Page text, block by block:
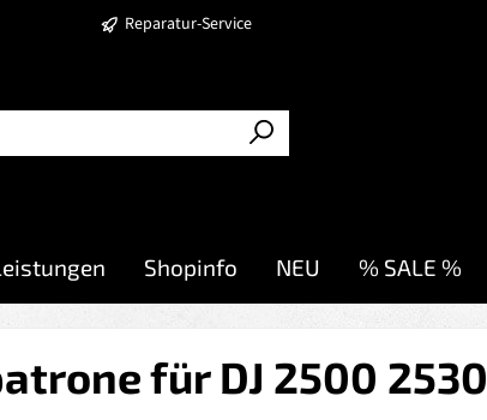
Reparatur-Service
Shopinfo NEU % SALE %
für DJ 2500 2530